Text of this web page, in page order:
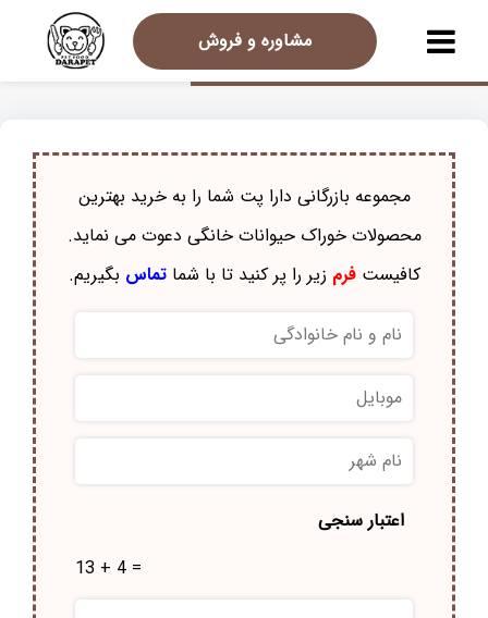
مشاوره و فروش
مجموعه بازرگانی دارا پت شما را به خرید بهترین
محصولات خوراک حيوانات خانگی دعوت می نماید.
کافیستفرم زیر را پر کنید تا با شماتماس بگیریم.
نام
و
خانوادگی
موبایل
نام
شهر
*
اعتبار سنجی
13 + 4 =